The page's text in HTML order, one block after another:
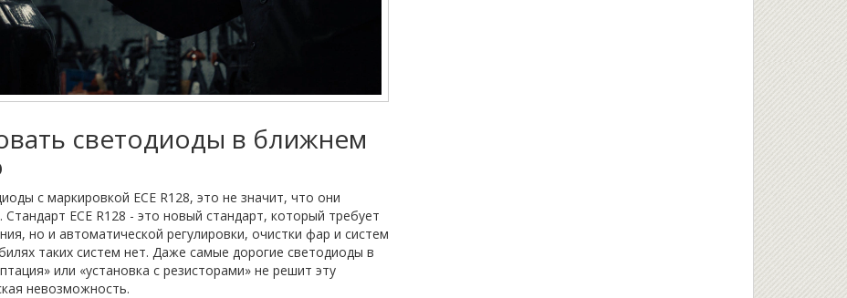
светодиоды в ближнем
с маркировкой ECE R128, это не значит, что они
ECE R128 - это новый стандарт, который требует
но и автоматической регулировки, очистки фар и систем
таких систем нет. Даже самые дорогие светодиоды в
или «установка с резисторами» не решит эту
невозможность.